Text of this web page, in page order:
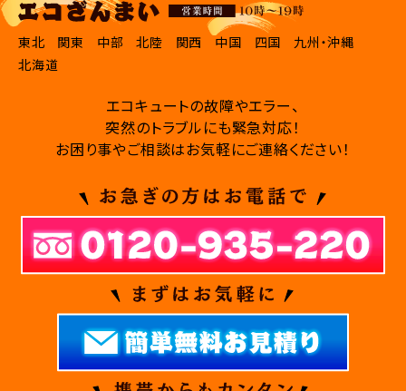
東北 関東 中部 北陸 関西 中国 四国
九州・沖縄
北海道
エコキュートの故障やエラー、
突然のトラブルにも緊急対応！
お困り事やご相談はお気軽にご連絡ください！